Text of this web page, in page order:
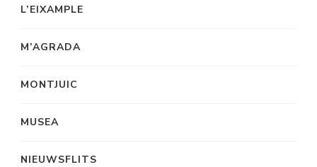
L’EIXAMPLE
M’AGRADA
MONTJUIC
MUSEA
NIEUWSFLITS